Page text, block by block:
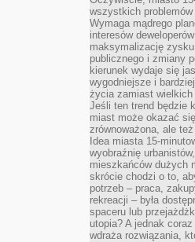
wszystkich problemów
Wymaga mądrego
interesów
maksymalizację
publicznego i zmiany
kierunek wydaje się
wygodniejsze i
życia zamiast
Jeśli ten trend będzie
miast może okazać
zrównoważona, ale
Idea miasta 15-
wyobraźnię
mieszkańców dużych
skrócie chodzi o to,
potrzeb – praca,
rekreacji – była
spaceru lub
utopia? A jednak
wdraża rozwiązania,